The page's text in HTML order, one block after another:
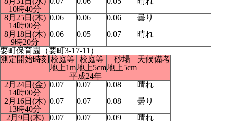
10時40分
8月25日(木)
14時00分
0.06 0.06 0.06
曇り
8月18日(木)
9時20分
0.06 0.05 0.07
晴れ
要町保育園（要町3-17-11）
測定開始時刻 校庭等
地上1m
校庭等
地上5cm
砂場
地上5cm
天候備考
平成24年
2月24日(金)
14時00分
0.07 0.07 0.08
晴れ
2月16日(木)
13時40分
0.07 0.07 0.08
曇り
2月9日(木)
0.07 0.07 0.09
晴れ